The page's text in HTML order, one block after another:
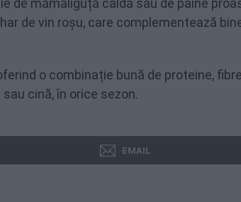
de mămăliguță caldă sau de pâine
de vin roșu, care complementează
o combinație bună de proteine,
cină, în orice sezon.
EMAIL